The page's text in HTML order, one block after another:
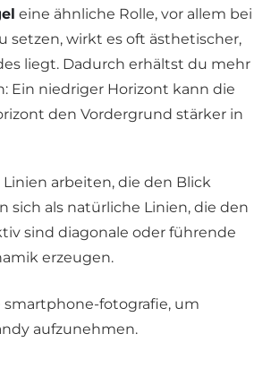
eine ähnliche Rolle, vor allem bei
setzen, wirkt es oft ästhetischer,
liegt. Dadurch erhältst du mehr
Ein niedriger Horizont kann die
den Vordergrund stärker in
arbeiten, die den Blick
sich als natürliche Linien, die den
sind diagonale oder führende
erzeugen.